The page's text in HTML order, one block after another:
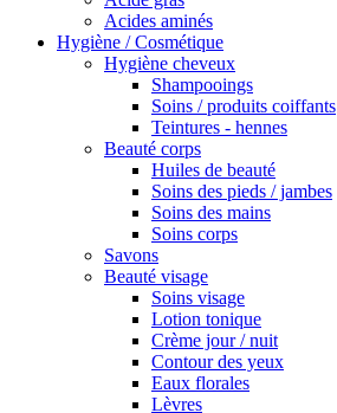
Acides aminés
Hygiène / Cosmétique
Hygiène cheveux
Shampooings
Soins / produits coiffants
Teintures - hennes
Beauté corps
Huiles de beauté
Soins des pieds / jambes
Soins des mains
Soins corps
Savons
Beauté visage
Soins visage
Lotion tonique
Crème jour / nuit
Contour des yeux
Eaux florales
Lèvres